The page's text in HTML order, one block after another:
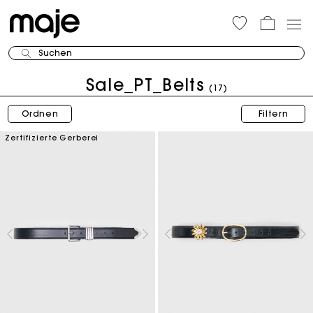
Suchen
Sale_PT_Belts (17)
Ordnen Filtern
Zertifizierte Gerberei